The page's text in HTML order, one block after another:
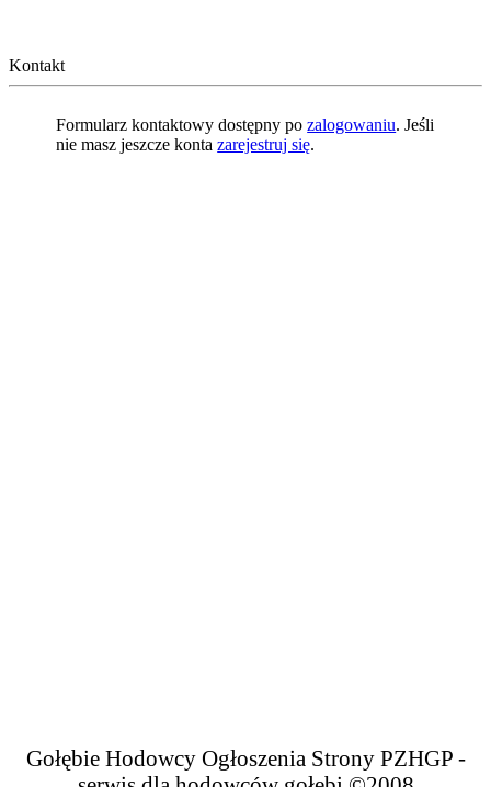
Kontakt
Formularz kontaktowy dostępny pozalogowaniu. Jeśli
nie masz jeszcze kontazarejestruj się.
Gołębie Hodowcy Ogłoszenia Strony PZHGP -